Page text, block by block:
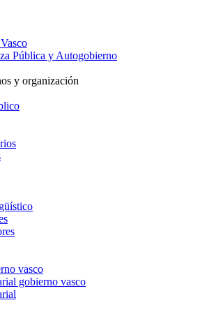
Pública y Autogobierno
y organización
vasco
gobierno vasco